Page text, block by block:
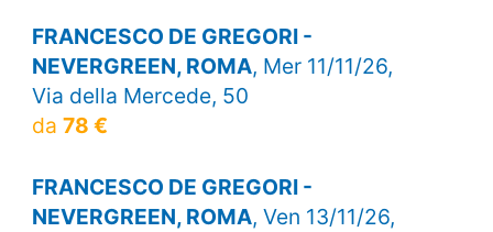
FRANCESCO DE GREGORI -
NEVERGREEN, ROMA, Mer 11/11/26,
Via della Mercede, 50
da 78 €
FRANCESCO DE GREGORI -
NEVERGREEN, ROMA, Ven 13/11/26,